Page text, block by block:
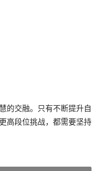
的交融。只有不断提升自
高段位挑战，都需要坚持